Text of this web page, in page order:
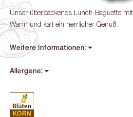
Unser überbackenes Lunch-Baguette
Warm und kalt ein herrlicher Genuß.
Weitere Informationen:
Allergene: